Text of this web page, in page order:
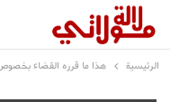
الرئيسية هذا ما قرره القضاء